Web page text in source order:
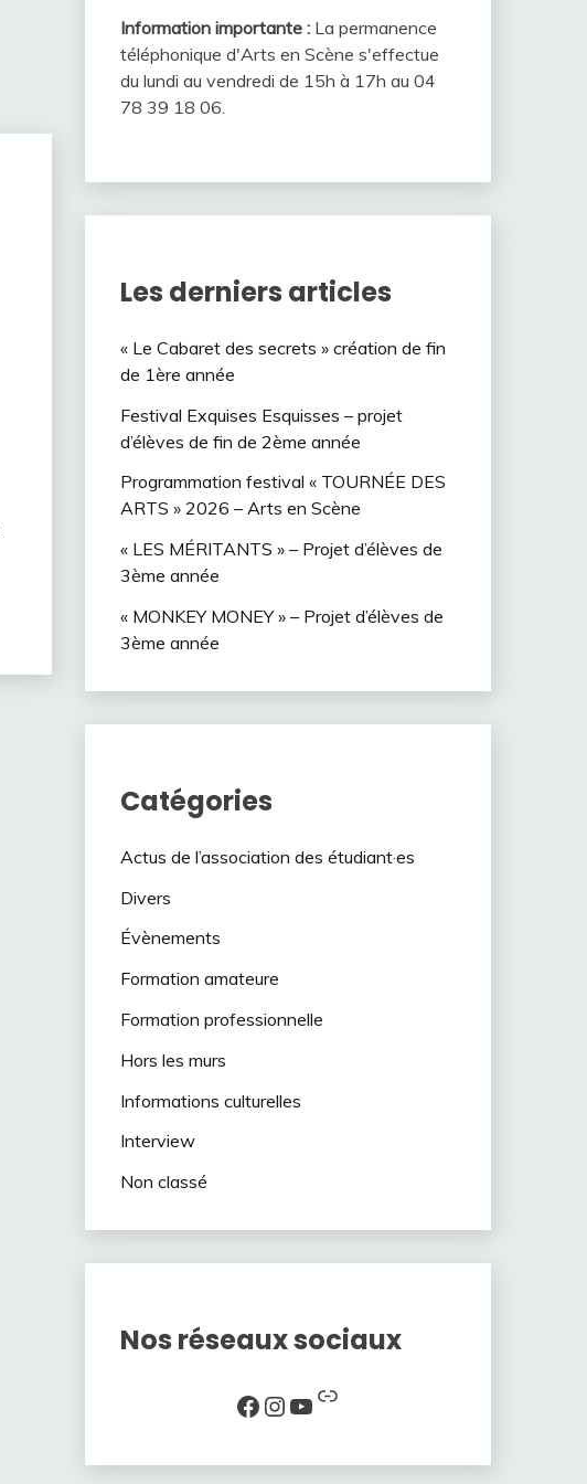
Information importante : La permanence
téléphonique d'Arts en Scène s'effectue
du lundi au vendredi de 15h à 17h au 04
78 39 18 06.
Les derniers articles
« Le Cabaret des secrets » création de fin
de 1ère année
Festival Exquises Esquisses – projet
d’élèves de fin de 2ème année
Programmation festival « TOURNÉE DES
ARTS » 2026 – Arts en Scène
« LES MÉRITANTS » – Projet d’élèves de
3ème année
« MONKEY MONEY » – Projet d’élèves de
3ème année
Catégories
Actus de l’association des étudiant·es
Divers
Évènements
Formation amateure
Formation professionnelle
Hors les murs
Informations culturelles
Interview
Non classé
Nos réseaux sociaux
Facebook
Instagram
YouTube
Lien